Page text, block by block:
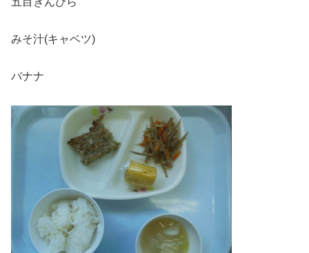
みそ汁(キャベツ)
バナナ